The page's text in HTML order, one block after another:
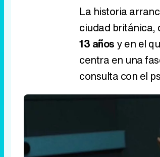
La historia
ciudad británica,
13 años y en el
centra en una
consulta con el